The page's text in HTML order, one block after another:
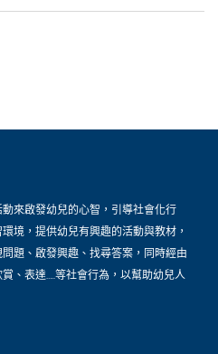
來啟發幼兒的心智，引導社會化行
境，提供幼兒有興趣的活動與教材，
題、啟發興趣、找尋答案，同時經由
、表達…..等社會行為，以幫助幼兒人